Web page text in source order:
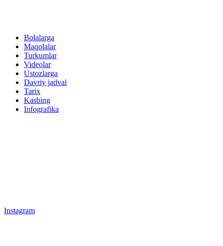
Bolalarga
Maqolalar
Turkumlar
Videolar
Ustozlarga
Davriy jadval
Tarix
Kasbing
Infografika
Instagram